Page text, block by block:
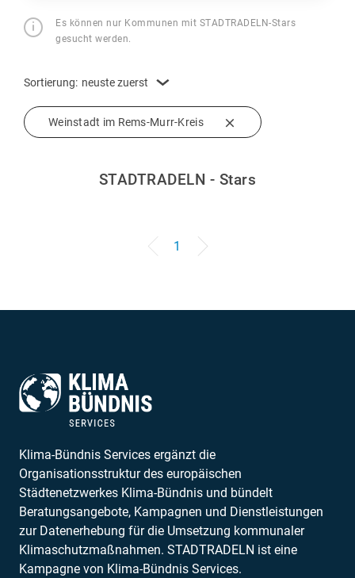
Es können nur Kommunen mit STADTRADELN-Stars
gesucht werden.
Weinstadt im Rems-Murr-Kreis
Sortierung: neuste zuerst
STADTRADELN - Stars
1
Klima-Bündnis Services ergänzt die
Organisationsstruktur des europäischen
Städtenetzwerkes Klima-Bündnis und bündelt
Beratungsangebote, Kampagnen und Dienstleistungen
zur Datenerhebung für die Umsetzung kommunaler
Klimaschutzmaßnahmen. STADTRADELN ist eine
Kampagne von Klima-Bündnis Services.